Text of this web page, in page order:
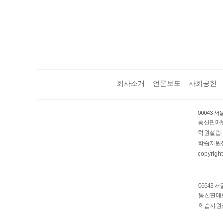
회사소개 언론보도 사회공헌
06643 서
통신판매
학원설립
학습지원
06643 서
통신판매
학습지원